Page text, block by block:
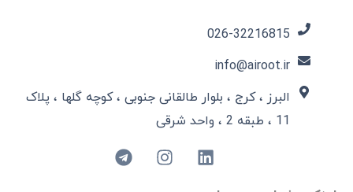
026-32216815​
info@airoot.ir
البرز ، کرج ، بلوار طالقانی جنوبی ، کوچه گلها ، پلاک
11 ، طبقه 2 ، واحد شرقی